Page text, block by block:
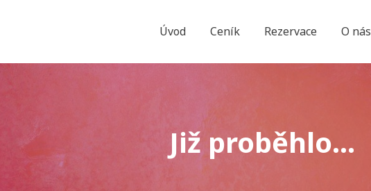
Úvod Ceník Rezervace O nás
Již proběhlo...